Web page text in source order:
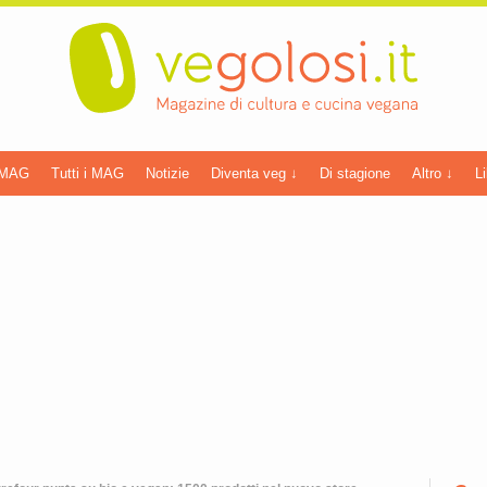
Tutti i MAG Notizie Diventa veg ↓ Di stagione Altro ↓